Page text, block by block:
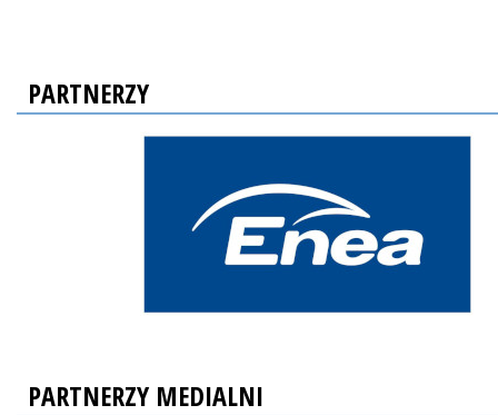
PARTNERZY
PARTNERZY MEDIALNI